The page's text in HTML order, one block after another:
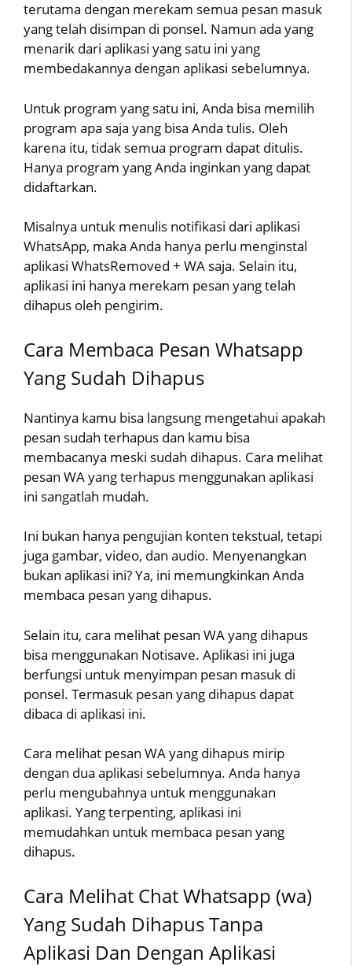
terutama dengan merekam semua pesan masuk
yang telah disimpan di ponsel. Namun ada yang
menarik dari aplikasi yang satu ini yang
membedakannya dengan aplikasi sebelumnya.
Untuk program yang satu ini, Anda bisa memilih
program apa saja yang bisa Anda tulis. Oleh
karena itu, tidak semua program dapat ditulis.
Hanya program yang Anda inginkan yang dapat
didaftarkan.
Misalnya untuk menulis notifikasi dari aplikasi
WhatsApp, maka Anda hanya perlu menginstal
aplikasi WhatsRemoved + WA saja. Selain itu,
aplikasi ini hanya merekam pesan yang telah
dihapus oleh pengirim.
Cara Membaca Pesan Whatsapp
Yang Sudah Dihapus
Nantinya kamu bisa langsung mengetahui apakah
pesan sudah terhapus dan kamu bisa
membacanya meski sudah dihapus. Cara melihat
pesan WA yang terhapus menggunakan aplikasi
ini sangatlah mudah.
Ini bukan hanya pengujian konten tekstual, tetapi
juga gambar, video, dan audio. Menyenangkan
bukan aplikasi ini? Ya, ini memungkinkan Anda
membaca pesan yang dihapus.
Selain itu, cara melihat pesan WA yang dihapus
bisa menggunakan Notisave. Aplikasi ini juga
berfungsi untuk menyimpan pesan masuk di
ponsel. Termasuk pesan yang dihapus dapat
dibaca di aplikasi ini.
Cara melihat pesan WA yang dihapus mirip
dengan dua aplikasi sebelumnya. Anda hanya
perlu mengubahnya untuk menggunakan
aplikasi. Yang terpenting, aplikasi ini
memudahkan untuk membaca pesan yang
dihapus.
Cara Melihat Chat Whatsapp (wa)
Yang Sudah Dihapus Tanpa
Aplikasi Dan Dengan Aplikasi